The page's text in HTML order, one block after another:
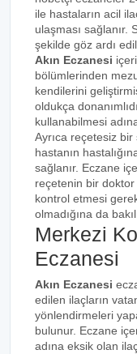
ile hastaların acil
ulaşması sağlanır.
şekilde göz ardı
Akın Eczanesi
bölümlerinden
kendilerini
oldukça
kullanabilmesi
Ayrıca reçetesiz
hastanın
sağlanır. Eczane
reçetenin bir doktor
kontrol etmesi
olmadığına da
Merkezi
Eczanesi
Akın Eczanesi
edilen ilaçların
yönlendirmeleri
bulunur. Eczane
adına eksik olan